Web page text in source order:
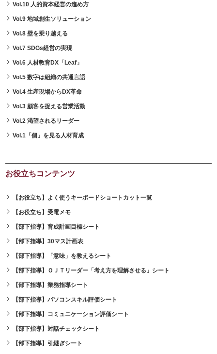
Vol.10 人的資本経営の進め方
Vol.9 地域創生ソリューション
Vol.8 壁を乗り越える
Vol.7 SDGs経営の実現
Vol.6 人材教育DX「Leaf」
Vol.5 数字は組織の共通言語
Vol.4 生産現場からDX革命
Vol.3 顧客を捉える営業活動
Vol.2 渇望されるリーダー
Vol.1「個」を見る人材育成
お役立ちコンテンツ
【お役立ち】よく使うキーボードショートカット一覧
【お役立ち】受電メモ
【部下指導】育成計画目標シート
【部下指導】30マス計画表
【部下指導】「意味」を教えるシート
【部下指導】ＯＪＴリーダー「考え方を理解させる」シート
【部下指導】業務指導シート
【部下指導】パソコンスキル評価シート
【部下指導】コミュニケーション評価シート
【部下指導】対話チェックシート
【部下指導】引継ぎシート